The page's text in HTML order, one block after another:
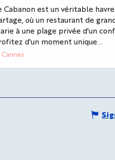
Cabanon est un véritable
où un restaurant de
à une plage privée d'un
d'un moment unique...
Cannes